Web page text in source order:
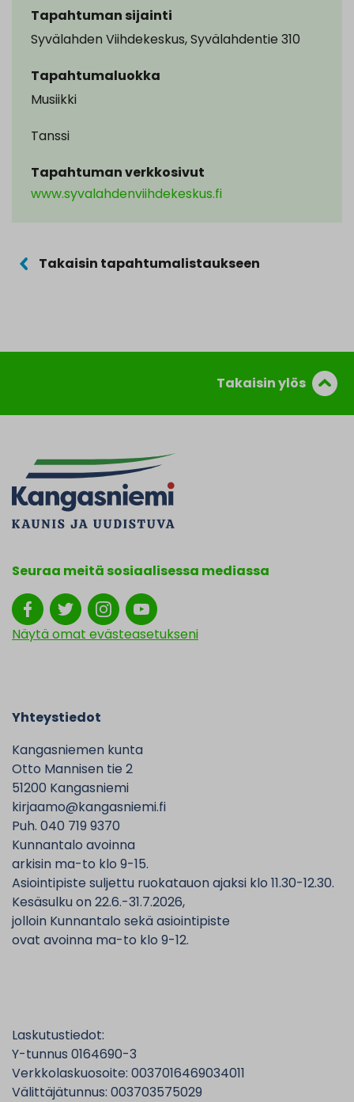
Tapahtuman sijainti
Syvälahden Viihdekeskus, Syvälahdentie 310
Tapahtumaluokka
Musiikki
Tanssi
Tapahtuman verkkosivut
www.syvalahdenviihdekeskus.fi
Takaisin tapahtumalistaukseen
Takaisin ylös
Seuraa meitä sosiaalisessa mediassa
Näytä omat evästeasetukseni
Yhteystiedot
Kangasniemen kunta
Otto Mannisen tie 2
51200 Kangasniemi
kirjaamo@kangasniemi.fi
Puh. 040 719 9370
Kunnantalo avoinna
arkisin ma-to klo 9-15.
Asiointipiste suljettu ruokatauon ajaksi klo 11.30-12.30.
Kesäsulku on 22.6.-31.7.2026,
jolloin Kunnantalo sekä asiointipiste
ovat avoinna ma-to klo 9-12.
Laskutustiedot:
Y-tunnus 0164690-3
Verkkolaskuosoite: 0037016469034011
Välittäjätunnus: 003703575029